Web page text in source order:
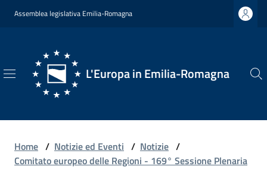
Vai al contenuto
Vai alla navigazione
Vai al footer
Assemblea legislativa Emilia-Romagna
L'Europa in Emilia-Romagna
L'Europa
Romagna
Home / Notizie ed Eventi / Notizie /
Comitato europeo delle Regioni - 169° Sessione Plenaria